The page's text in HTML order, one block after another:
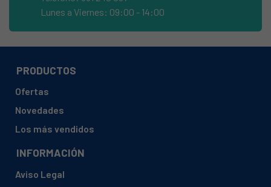
EDESA, 1L53 905271002
EDESA, 1L846 905271397
EDESA, 1L84 905271020
EDESA, 1LS15 905271618
EDESA, 1LS35 905271627
EDESA, 3L-53
Lunes a Viernes: 09:00 - 14:00
PRODUCTOS
Ofertas
Novedades
Los más vendidos
INFORMACIÓN
Aviso Legal